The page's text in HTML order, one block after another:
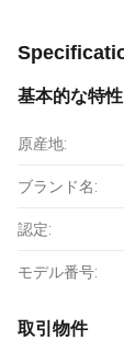
基本的な特性
原産地:
ブランド名:
認定:
モデル番号:
取引物件